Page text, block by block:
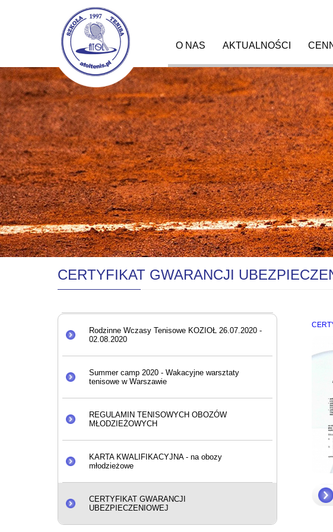
Menu główne
O NAS AKTUALNOŚCI
CERTYFIKAT GWARANCJI
Rodzinne Wczasy Tenisowe KOZIOŁ 26.07.2020 -
02.08.2020
Summer camp 2020 - Wakacyjne warsztaty
tenisowe w Warszawie
REGULAMIN TENISOWYCH OBOZÓW
MŁODZIEŻOWYCH
KARTA KWALIFIKACYJNA - na obozy
młodzieżowe
CERTYFIKAT GWARANCJI
UBEZPIECZENIOWEJ